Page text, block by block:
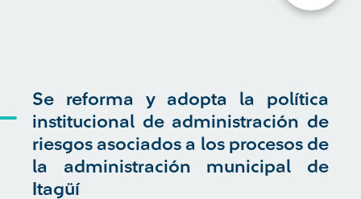
Se reforma y adopta la política
institucional de administración de
riesgos asociados a los procesos de
la administración municipal de
Itagüí